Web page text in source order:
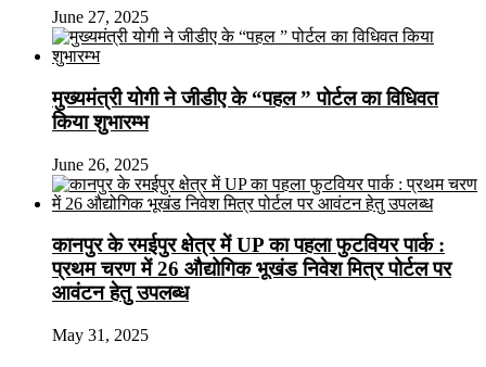
June 27, 2025
मुख्यमंत्री योगी ने जीडीए के “पहल ” पोर्टल का विधिवत
किया शुभारम्भ
June 26, 2025
कानपुर के रमईपुर क्षेत्र में UP का पहला फुटवियर पार्क :
प्रथम चरण में 26 औद्योगिक भूखंड निवेश मित्र पोर्टल पर
आवंटन हेतु उपलब्ध
May 31, 2025